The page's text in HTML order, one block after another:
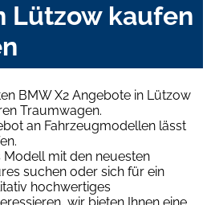
Lützow kaufen
BMW X2 Angebote in Lützow
Traumwagen.
an Fahrzeugmodellen lässt
Modell mit den neuesten
suchen oder sich für ein
hochwertiges